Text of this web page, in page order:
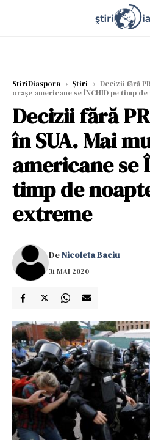
StiriDiaspora › Știri › Decizii fără
orașe americane se ÎNCHID pe timp
Decizii fără
în SUA. Mai
americane se
timp de
extreme
DeNicoleta Baciu
31 MAI 2020